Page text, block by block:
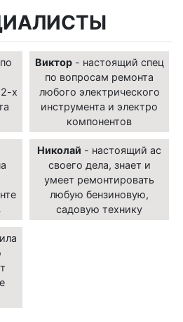
х
Виктор- настоящий спец
по вопросам ремонта
любого электрического
инструмента и электро
компонентов
Николай - настоящий ас
своего дела, знает и
умеет ремонтировать
любую бензиновую,
садовую технику